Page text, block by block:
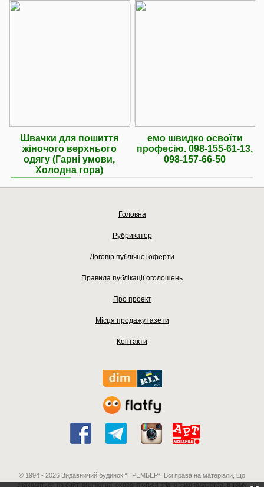
Швачки для пошиття
жіночого верхнього
одягу (Гарні умови,
Холодна гора)
емо швидко освоїти
професію. 098-155-61-13,
098-157-66-50
Головна
Рубрикатор
Договір публічної оферти
Правила публікації оголошень
Про проект
Місця продажу газети
Контакти
© 1994 - 2026 Видавничий будинок “ПРЕМЬЕР”. Всі права на матеріали, що
знаходяться на сайті premier.ua, охороняються згідно законодавства, в тому